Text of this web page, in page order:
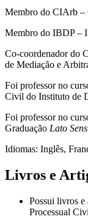
Membro do CIArb –
Membro do IBDP –
Co-coordenador do
de Mediação e
Foi professor no
Civil do Instituto de
Foi professor no
Graduação Lato
Idiomas: Inglês,
Livros e
Possui livros e
Processual